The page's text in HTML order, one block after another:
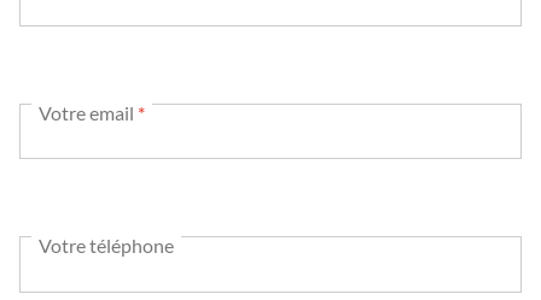
Votre email *
Votre téléphone